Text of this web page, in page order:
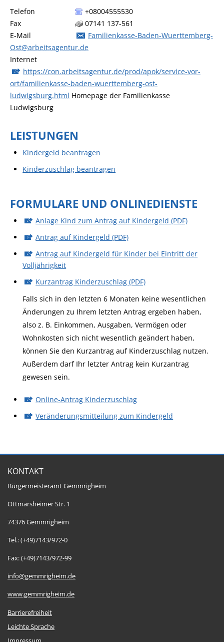
Telefon
+08004555530
Fax
07141 137-561
E-Mail
Familienkasse-Baden-Wuerttemberg-
Ost@arbeitsagentur.de
Internet
https://con.arbeitsagentur.de/prod/apok/service-vor-
ort/familienkasse-baden-wuerttemberg-ost-
ludwigsburg.html Homepage der Familienkasse
Ludwigsburg
LEISTUNGEN
Kindergeld beantragen
Kinderzuschlag beantragen
FORMULARE UND ONLINEDIENSTE
Anlage Kind zum Antrag auf Kindergeld (PDF)
Antrag auf Kindergeld (PDF)
Antrag auf Kindergeld für Kinder bei Eintritt der
Volljährigkeit
Kurzantrag Kinderzuschlag (PDF)
Falls sich in den letzten 6 Monaten keine wesentlichen
Änderungen zu Ihrem letzten Antrag ergeben haben,
also z. B. Einkommen, Ausgaben, Vermögen oder
Wohnkosten sich nicht wesentlich geändert haben,
können Sie den Kurzantrag auf Kinderzuschlag nutzen.
Außerdem darf Ihr letzter Antrag kein Kurzantrag
gewesen sein.
Online-Antrag Kinderzuschlag
Veränderungsmitteilung zum Kindergeld
KONTAKT
Bürgermeisteramt Gemmrigheim
Ottmarsheimer Str. 1
74376 Gemmrigheim
Tel.: (+49)7143/972-0
Fax: (+49)7143/972-99
info@gemmrigheim.de
www.gemmrigheim.de
Barrierefreiheit
Leichte Sprache